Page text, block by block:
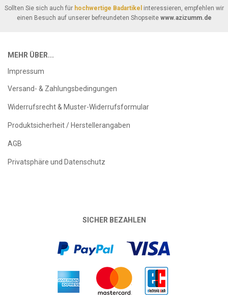
Sollten Sie sich auch für hochwertige Badartikel interessieren, empfehlen wir
einen Besuch auf unserer befreundeten Shopseite www.azizumm.de
MEHR ÜBER...
Impressum
Versand- & Zahlungsbedingungen
Widerrufsrecht & Muster-Widerrufsformular
Produktsicherheit / Herstellerangaben
AGB
Privatsphäre und Datenschutz
SICHER BEZAHLEN